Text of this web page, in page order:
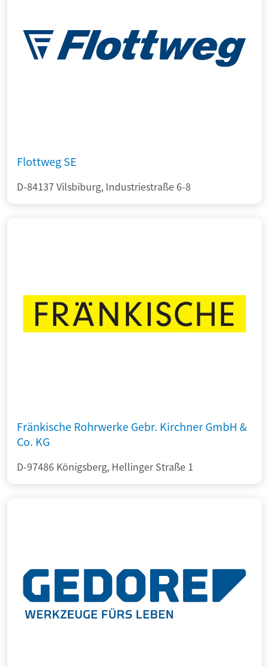
Flottweg SE
D-84137 Vilsbiburg, Industriestraße 6-8
Fränkische Rohrwerke Gebr. Kirchner GmbH &
Co. KG
D-97486 Königsberg, Hellinger Straße 1